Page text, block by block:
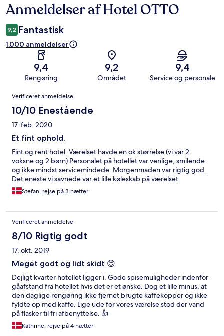
Anmeldelser
Anmeldelser af Hotel OTTO
9,2 Fantastisk
1.000 anmeldelser
9,4
Rengøring
9,2
Området
9,4
Service og personale
Anmeldelser
Verificeret anmeldelse
10/10 Enestående
17. feb. 2020
Et fint ophold.
Fint og rent hotel. Værelset havde en ok størrelse (vi var 2
voksne og 2 børn) Personalet på hotellet var venlige, smilende
og ikke mindst servicemindede. Morgenmaden var rigtig god.
Det eneste vi savnede var et lille køleskab på værelset.
Stefan, rejse på 3 nætter
Verificeret anmeldelse
8/10 Rigtig godt
17. okt. 2019
Meget godt og lidt skidt 😊
Dejligt kvarter hotellet ligger i. Gode spisemuligheder indenfor
gåafstand fra hotellet hvis det er et ønske. Dog et lille minus, at
den daglige rengøring ikke fjernet brugte kaffekopper og ikke
fyldte op med kaffe. Lige ude for vores værelse stod der vand
på flasker til fri afbenyttelse. 👍
Kathrine, rejse på 4 nætter